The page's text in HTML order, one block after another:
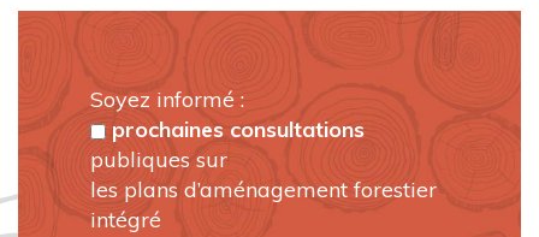
Soyez informé :
prochaines consultations
publiques sur
les plans d’aménagement forestier
intégré